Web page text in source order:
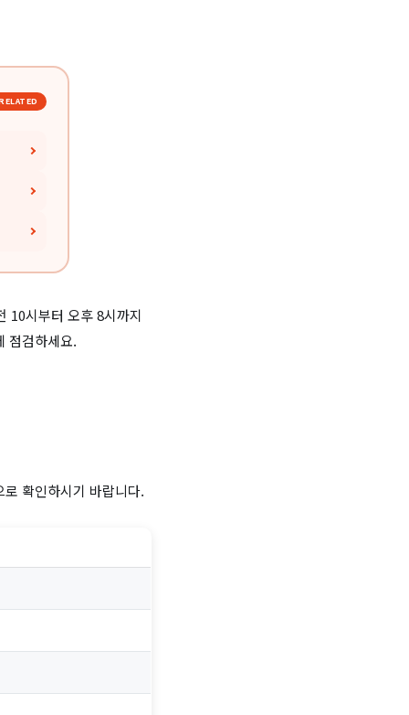
10시부터 오후 8시까지
점검하세요.
확인하시기 바랍니다.